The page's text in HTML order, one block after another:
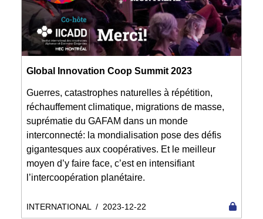
Global Innovation Coop Summit 2023
Guerres, catastrophes naturelles à répétition,
réchauffement climatique, migrations de masse,
suprématie du GAFAM dans un monde
interconnecté: la mondialisation pose des défis
gigantesques aux coopératives. Et le meilleur
moyen d’y faire face, c’est en intensifiant
l’intercoopération planétaire.
INTERNATIONAL / 2023-12-22